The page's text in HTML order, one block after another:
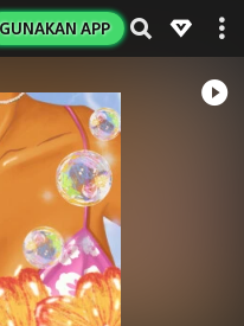
GUNAKAN APP